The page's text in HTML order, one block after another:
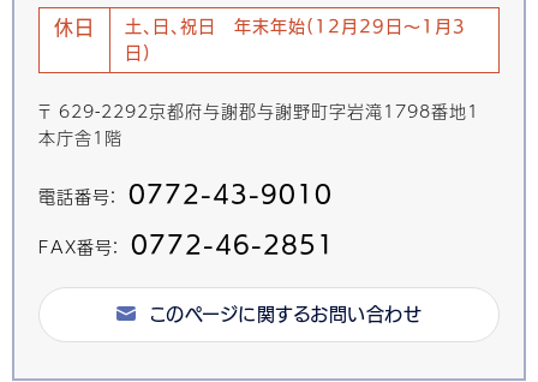
休日
土、日、祝日 年末年始(12月29日～1月3
日)
〒 629-2292京都府与謝郡与謝野町字岩滝1798番地1
本庁舎1階
電話番号： 0772-43-9010
FAX番号： 0772-46-2851
このページに関するお問い合わせ